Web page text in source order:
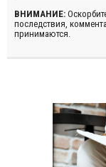
ВНИМАНИЕ:
последствия,
принимаются.